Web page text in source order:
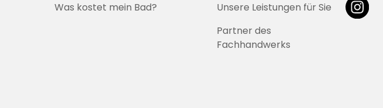
Was kostet mein Bad?
Unsere Leistungen für Sie
Partner des
Fachhandwerks